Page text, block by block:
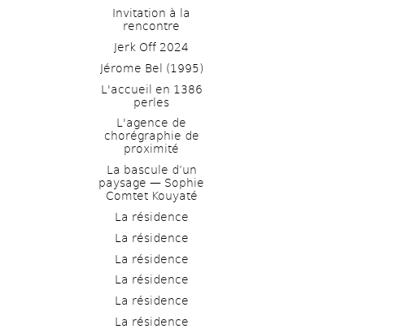
Invitation à la
rencontre
Jerk Off 2024
Jérome Bel (1995)
L'accueil en 1386
perles
L'agence de
chorégraphie de
proximité
La bascule d’un
paysage — Sophie
Comtet Kouyaté
La résidence
La résidence
La résidence
La résidence
La résidence
La résidence